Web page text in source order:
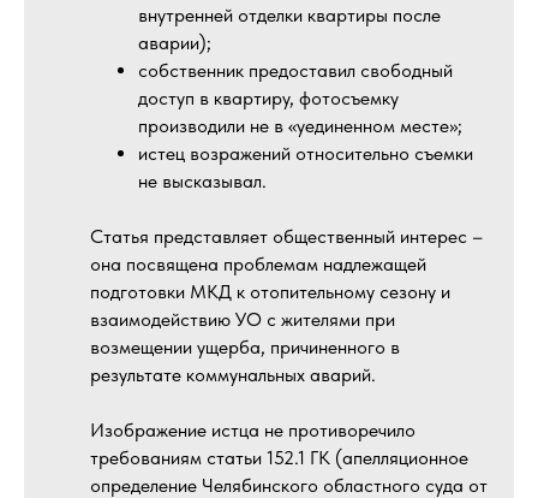
внутренней отделки квартиры после
аварии);
собственник предоставил свободный
доступ в квартиру, фотосъемку
производили не в «уединенном месте»;
истец возражений относительно съемки
не высказывал.
Статья представляет общественный интерес –
она посвящена проблемам надлежащей
подготовки МКД к отопительному сезону и
взаимодействию УО с жителями при
возмещении ущерба, причиненного в
результате коммунальных аварий.
Изображение истца не противоречило
требованиям статьи 152.1 ГК (апелляционное
определение Челябинского областного суда от